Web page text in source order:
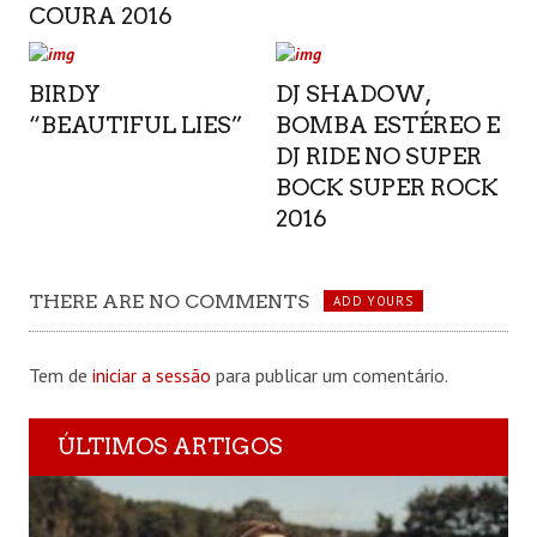
COURA 2016
BIRDY
“BEAUTIFUL LIES”
DJ SHADOW,
BOMBA ESTÉREO E
DJ RIDE NO SUPER
BOCK SUPER ROCK
2016
THERE ARE NO COMMENTS ADD YOURS
Tem de iniciar a sessão para publicar um comentário.
ÚLTIMOS ARTIGOS